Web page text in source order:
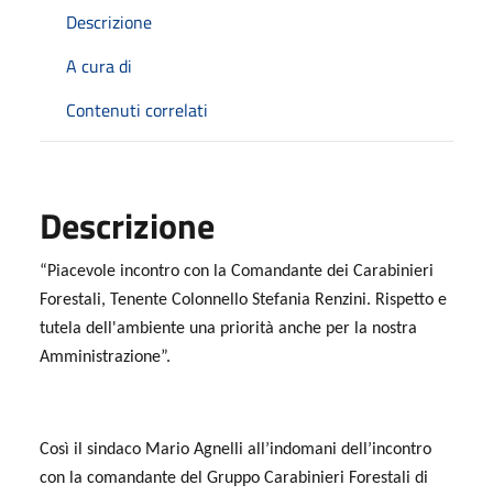
Descrizione
A cura di
Contenuti correlati
Descrizione
“Piacevole incontro con la Comandante dei Carabinieri
Forestali, Tenente Colonnello Stefania Renzini. Rispetto e
tutela dell'ambiente una priorità anche per la nostra
Amministrazione”.
Così il sindaco Mario Agnelli all’indomani dell’incontro
con la comandante del Gruppo Carabinieri Forestali di